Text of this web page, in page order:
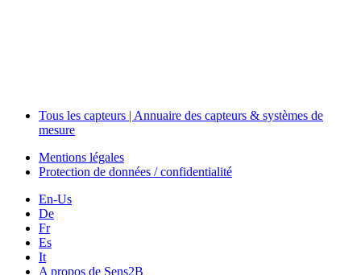
Tous les capteurs | Annuaire des capteurs & systèmes de
mesure
Mentions légales
Protection de données / confidentialité
En-Us
De
Fr
Es
It
A propos de Sens2B